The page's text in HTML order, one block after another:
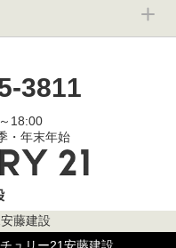
3811
18:00
・年末年始
藤建設